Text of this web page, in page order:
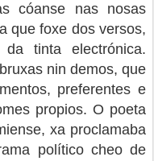
cóanse nas nosas
que foxe dos versos,
tinta electrónica.
nin demos, que
preferentes e
propios. O poeta
xa proclamaba
político cheo de